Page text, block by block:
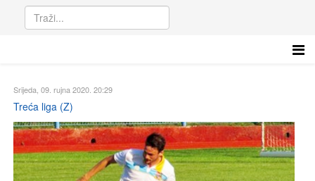
Srijeda, 09. rujna 2020. 20:29
Treća liga (Z)